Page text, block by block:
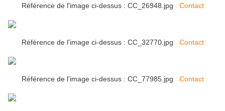
Référence de l'image ci-dessus : CC_26948.jpg Contact
Référence de l'image ci-dessus : CC_32770.jpg Contact
Référence de l'image ci-dessus : CC_77985.jpg Contact